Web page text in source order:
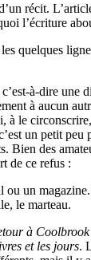
récit.
l’écriture
quelques
à-dire
à aucun
le
un petit
des
de ce refus :
un
le marteau.
à Coolbrook
et les jours.